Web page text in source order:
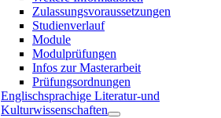
Zulassungsvoraussetzungen
Studienverlauf
Module
Modulprüfungen
Infos zur Masterarbeit
Prüfungsordnungen
Englischsprachige Literatur-und
Kulturwissenschaften